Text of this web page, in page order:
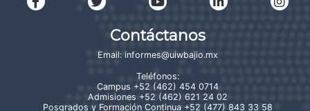
Contáctanos
Email: informes@uiwbajio.mx
Teléfonos:
Campus +52 (462) 454 0714
Admisiones +52 (462) 621 24 02
Posgrados y Formación Continua +52 (477) 843 33 58